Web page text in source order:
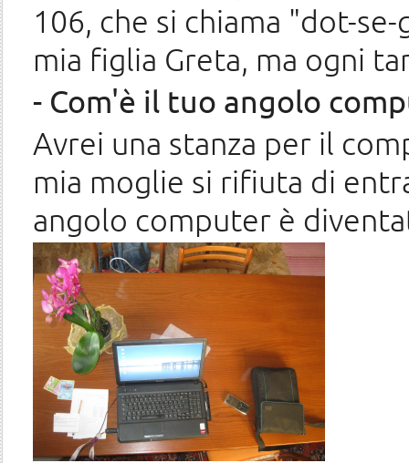
106, che si chiama "dot-
mia figlia Greta, ma ogni
- Com'è il tuo angolo
Avrei una stanza per il
mia moglie si rifiuta di
angolo computer è